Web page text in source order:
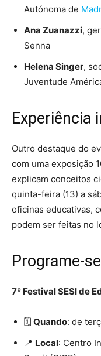
Autónoma de
Ana Zuanazzi,
Senna
Helena Singer,
Juventude
Experiência
Outro destaque do
com uma exposição
explicam conceitos
quinta-feira (13) a
oficinas educativas,
podem ser feitas no
Programe-se
7º Festival SESI de
🗓️ Quando: de
📍 Local: Centro